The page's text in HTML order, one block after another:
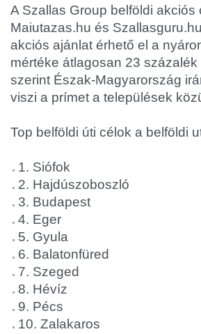
A Szallas Group belföldi
Maiutazas.hu és
akciós ajánlat érhető el a
mértéke átlagosan 23
szerint Észak-Magyarország
viszi a prímet a települések
Top belföldi úti célok a belföldi
1. Siófok
2. Hajdúszoboszló
3. Budapest
4. Eger
5. Gyula
6. Balatonfüred
7. Szeged
8. Hévíz
9. Pécs
10. Zalakaros